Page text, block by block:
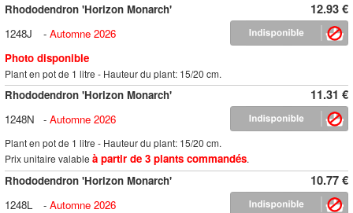
12.93 €
Rhododendron 'Horizon Monarch'
1248J
- Automne 2026
Photo disponible
Plant en pot de 1 litre - Hauteur du plant: 15/20 cm.
11.31 €
Rhododendron 'Horizon Monarch'
1248N
- Automne 2026
Plant en pot de 1 litre - Hauteur du plant: 15/20 cm.
Prix unitaire valable à partir de 3 plants commandés.
10.77 €
Rhododendron 'Horizon Monarch'
1248L
- Automne 2026